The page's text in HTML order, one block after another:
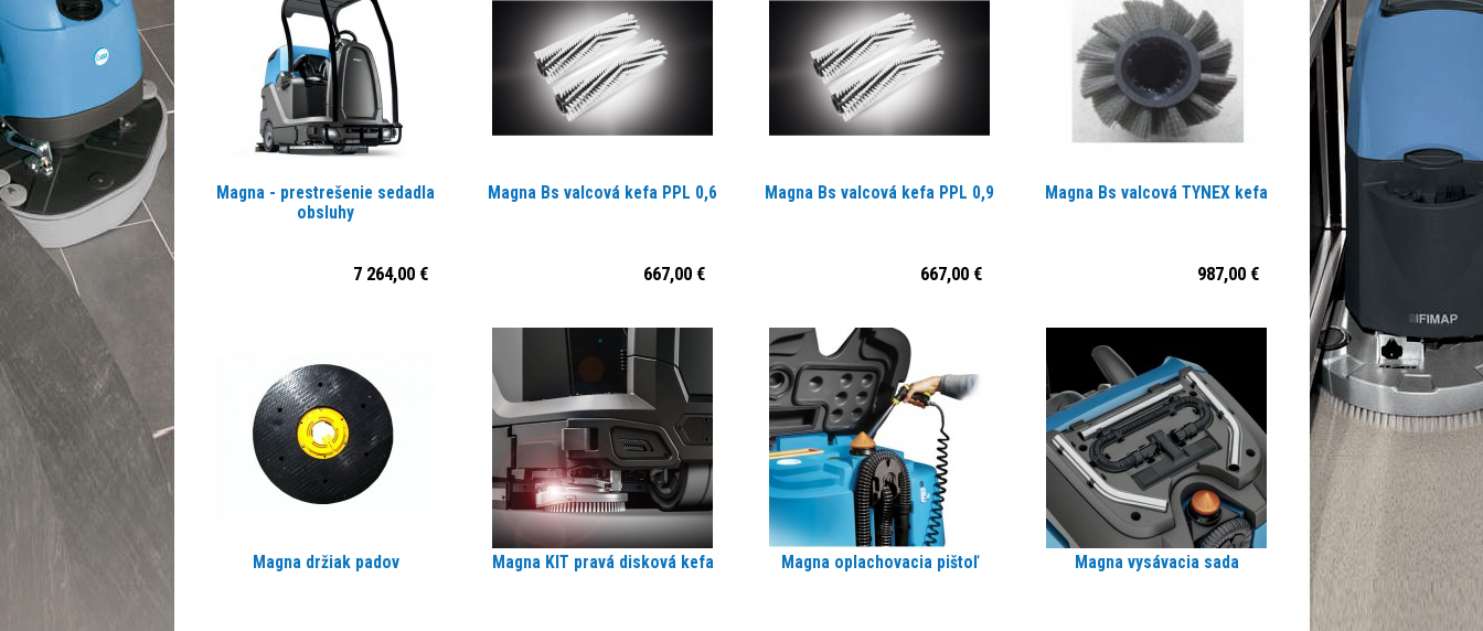
Magna - prestrešenie sedadla
obsluhy
7 264,00 €
Magna Bs valcová kefa PPL 0,6
667,00 €
Magna Bs valcová kefa PPL 0,9
667,00 €
Magna Bs valcová TYNEX kefa
987,00 €
Magna držiak padov Magna KIT pravá disková kefa Magna oplachovacia pištoľ Magna vysávacia sada